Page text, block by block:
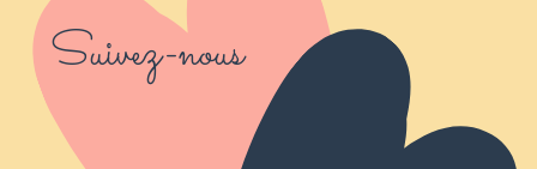
Suivez-nous